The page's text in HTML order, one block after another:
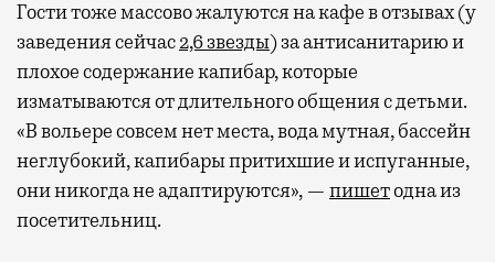
Гости тоже массово жалуются на кафе в отзывах (у
заведения сейчас2,6 звезды) за антисанитарию и
плохое содержание капибар, которые
изматываются от длительного общения с детьми.
«В вольере совсем нет места, вода мутная, бассейн
неглубокий, капибары притихшие и испуганные,
они никогда не адаптируются», — пишетодна из
посетительниц.